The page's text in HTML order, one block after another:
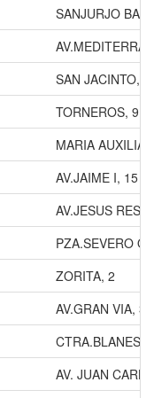
SANJURJO
SAN JACINTO,
TORNEROS, 9
MARIA
AV.JAIME I, 15
AV.JESUS
PZA.SEVERO
ZORITA, 2
AV.GRAN VIA, 31
CTRA.BLANES,
AV. JUAN